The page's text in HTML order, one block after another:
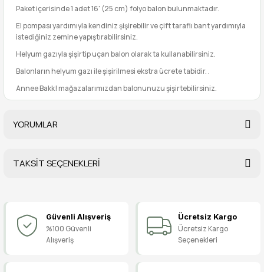
Paket içerisinde 1 adet 16' (25 cm) folyo balon bulunmaktadır.
El pompası yardımıyla kendiniz şişirebilir ve çift taraflı bant yardımıyla
istediğiniz zemine yapıştırabilirsiniz.
Helyum gazıyla şişirtip uçan balon olarak ta kullanabilirsiniz.
Balonların helyum gazı ile şişirilmesi ekstra ücrete tabidir. .
Annee Bakk! mağazalarımızdan balonunuzu şişirtebilirsiniz.
YORUMLAR
Yorum Yaz
TAKSİT SEÇENEKLERİ
Güvenli Alışveriş
%100 Güvenli
Alışveriş
Ücretsiz Kargo
Ücretsiz Kargo
Seçenekleri